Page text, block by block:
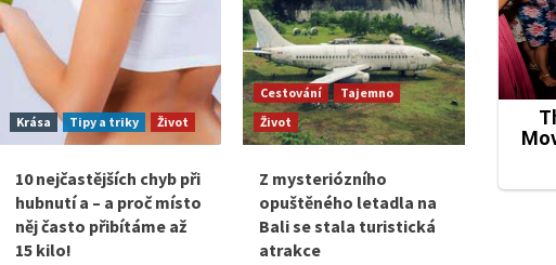
Krása Tipy a triky Život
10 nejčastějších chyb při
hubnutí a – a proč místo
něj často přibítáme až
15 kilo!
Cestování
Tajemno
Život
Z mysteriózního
opuštěného letadla na
Bali se stala turistická
atrakce